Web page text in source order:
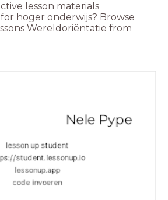
lesson materials
hoger onderwijs? Browse
Wereldoriëntatie from